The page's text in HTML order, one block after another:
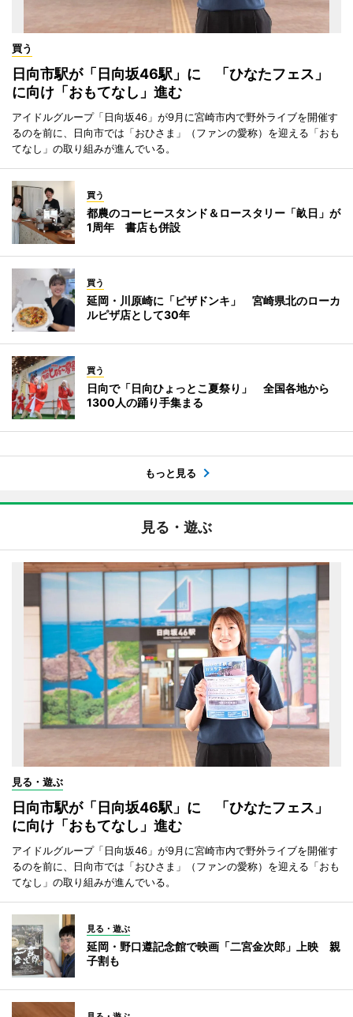
買う
日向市駅が「日向坂46駅」に 「ひなたフェス」
に向け「おもてなし」進む
アイドルグループ「日向坂46」が9月に宮崎市内で野外ライブを開催す
るのを前に、日向市では「おひさま」（ファンの愛称）を迎える「おも
てなし」の取り組みが進んでいる。
買う
都農のコーヒースタンド＆ロースタリー「畝日」が
1周年 書店も併設
買う
延岡・川原崎に「ピザドンキ」 宮崎県北のローカ
ルピザ店として30年
買う
日向で「日向ひょっとこ夏祭り」 全国各地から
1300人の踊り手集まる
もっと見る
見る・遊ぶ
見る・遊ぶ
日向市駅が「日向坂46駅」に 「ひなたフェス」
に向け「おもてなし」進む
アイドルグループ「日向坂46」が9月に宮崎市内で野外ライブを開催す
るのを前に、日向市では「おひさま」（ファンの愛称）を迎える「おも
てなし」の取り組みが進んでいる。
見る・遊ぶ
延岡・野口遵記念館で映画「二宮金次郎」上映 親
子割も